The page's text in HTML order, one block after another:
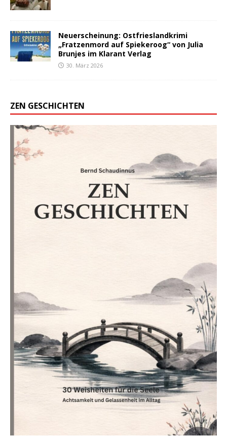
Neuerscheinung: Ostfrieslandkrimi
„Fratzenmord auf Spiekeroog“ von Julia
Brunjes im Klarant Verlag
30. März 2026
ZEN GESCHICHTEN